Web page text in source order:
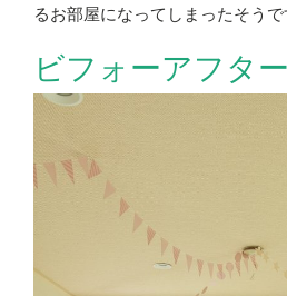
るお部屋になってしまったそうで
ビフォーアフター